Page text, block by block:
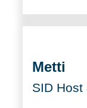
Metti
SID Host